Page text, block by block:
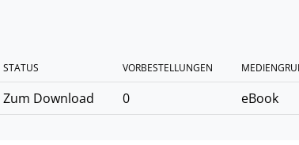
STATUS VORBESTELLUNGEN
Zum Download 0 eBook